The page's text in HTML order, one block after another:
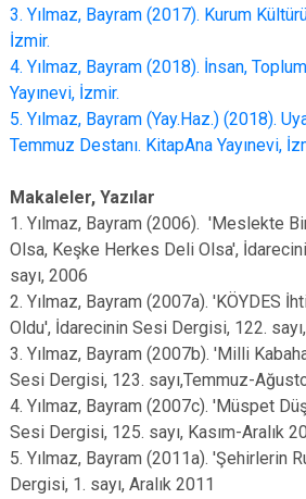
3. Yılmaz, Bayram (2017). Kurum
İzmir.
4. Yılmaz, Bayram (2018). İnsan,
Yayınevi, İzmir.
5. Yılmaz, Bayram (Yay.Haz.) (2018).
Temmuz Destanı. KitapAna Yayınevi,
Makaleler, Yazılar
1. Yılmaz, Bayram (2006). 'Meslekte
Olsa, Keşke Herkes Deli Olsa',
sayı, 2006
2. Yılmaz, Bayram (2007a). 'KÖYDES
Oldu', İdarecinin Sesi Dergisi, 122.
3. Yılmaz, Bayram (2007b). 'Milli
Sesi Dergisi, 123. sayı,Temmuz-
4. Yılmaz, Bayram (2007c). 'Müspet
Sesi Dergisi, 125. sayı, Kasım-Aralık
5. Yılmaz, Bayram (2011a). 'Şehirlerin
Dergisi, 1. sayı, Aralık 2011